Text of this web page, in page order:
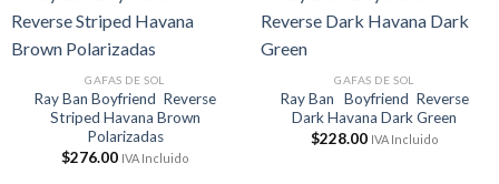
GAFAS DE SOL
Ray Ban Boyfriend Reverse
Striped Havana Brown
Polarizadas
$276.00 IVA Incluido
GAFAS DE SOL
Ray Ban Boyfriend Reverse
Dark Havana Dark Green
$228.00 IVA Incluido